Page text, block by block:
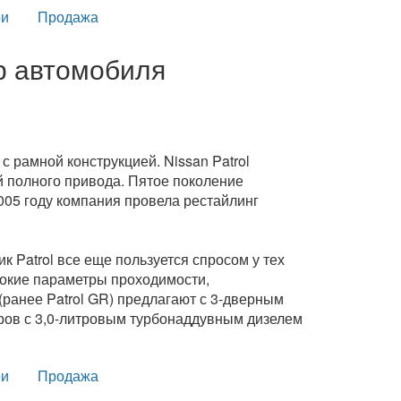
Продажа
автомобиля
рамной конструкцией. Nissan Patrol
привода. Пятое поколение
году компания провела рестайлинг
все еще пользуется спросом у тех
параметры проходимости,
Patrol GR) предлагают с 3-дверным
с 3,0-литровым турбонаддувным дизелем
Продажа